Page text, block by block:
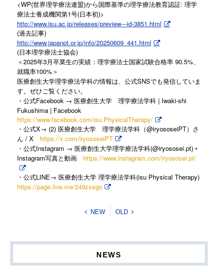
<WP(世界理学療法連盟)から国際基準の理学療法教育認証: 理学
療法士養成機関第1号(日本初)>
http://www.isu.ac.jp/releases/preview---id-3851.html
(過去記事)
http://www.japanpt.or.jp/info/20250609_441.html
(日本理学療法士協会)
＜2025年3月卒業生の実績：理学療法士国家試験合格率 90.5%、
就職率100%＞
医療創生大学理学療法学科の情報は、公式SNSでも発信していま
す。ぜひご覧ください。
・公式Facebook → 医療創生大学 理学療法学科 | Iwaki-shi
Fukushima | Facebook
https://www.facebook.com/isu.PhysicalTherapy/
・公式X→ (2) 医療創生大学 理学療法学科（@iryososeiPT）さ
ん / X https://x.com/iryososeiPT
・公式Instagram → 医療創生大学理学療法学科(@iryososei.pt) •
Instagram写真と動画 https://www.instagram.com/iryososei.pt/
・公式LINE→ 医療創生大学 理学療法学科(isu Physical Therapy)
https://page.line.me/249zssgo
NEW OLD
NEWS